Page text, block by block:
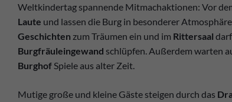
Weltkindertag spannende Mitmachaktionen: Vor
Laute und lassen die Burg in besonderer
Geschichten zum Träumen ein und im Rittersaal
Burgfräuleingewand schlüpfen. Außerdem warten
Burghof Spiele aus alter Zeit.
Mutige große und kleine Gäste steigen durch das